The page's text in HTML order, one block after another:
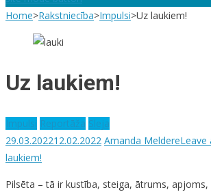
Home>Rakstniecība>Impulsi>Uz laukiem!
Uz laukiem!
Impulsi Reportāža Sleja
29.03.202212.02.2022 Amanda MeldereLeave
laukiem!
Pilsēta – tā ir kustība, steiga, ātrums, apjoms,